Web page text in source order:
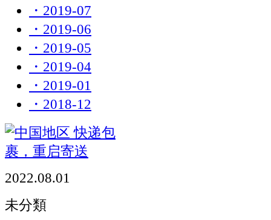
・2019-07
・2019-06
・2019-05
・2019-04
・2019-01
・2018-12
2022.08.01
未分類